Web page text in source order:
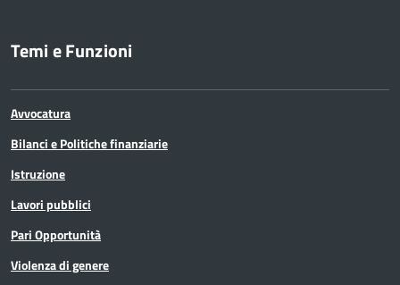
Temi e Funzioni
Avvocatura
Bilanci e Politiche finanziarie
Istruzione
Lavori pubblici
Pari Opportunità
Violenza di genere